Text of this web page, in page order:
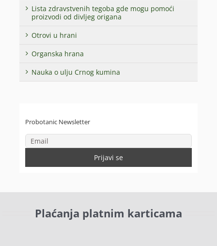
Lista zdravstvenih tegoba gde mogu pomoći
proizvodi od divljeg origana
Otrovi u hrani
Organska hrana
Nauka o ulju Crnog kumina
Probotanic Newsletter
Plaćanja platnim karticama